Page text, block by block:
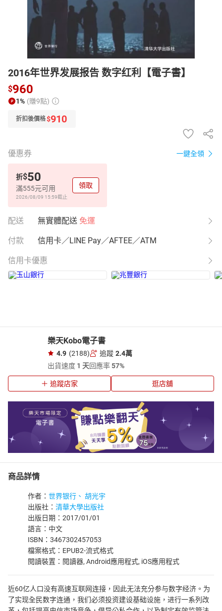
2016年世界发展报告 数字红利【電子書】
$960
1% (賺9點)
折扣後價格$910
優惠券 一鍵全領
折$50
滿555元可用
2026/08/09 15:59截止
領取
配送 無實體配送 免運
付款 信用卡／LINE Pay／AFTEE／ATM
信用卡優惠
樂天Kobo電子書
4.9 (2188) 追蹤 2.4萬
出貨速度 1 天回應率57%
追蹤店家 逛店舖
商品詳情
作者： 世界银行、 胡光宇
出版社： 清華大學出版社
出版日期：2017/01/01
語言：中文
ISBN：3467302457053
檔案格式：EPUB2-流式格式
閱讀裝置：閱讀器, Android應用程式, iOS應用程式
近60亿人口没有高速互联网连接，因此无法充分参与数字经济。为
了实现全民数字连通，我们必须投资建设基础设施，进行一系列改